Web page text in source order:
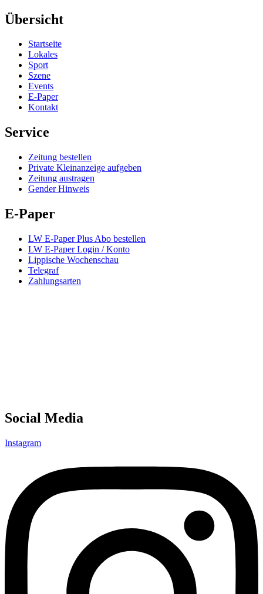
Übersicht
Startseite
Lokales
Sport
Szene
Events
E-Paper
Kontakt
Service
Zeitung bestellen
Private Kleinanzeige aufgeben
Zeitung austragen
Gender Hinweis
E-Paper
LW E-Paper Plus Abo bestellen
LW E-Paper Login / Konto
Lippische Wochenschau
Telegraf
Zahlungsarten
Social Media
Instagram